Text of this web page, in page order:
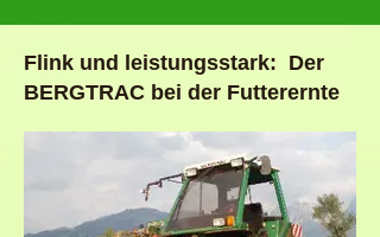
Flink und leistungsstark: Der
BERGTRAC bei der Futterernte